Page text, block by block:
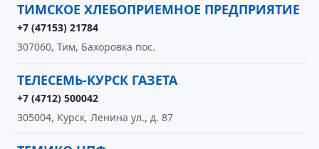
ТИМСКОЕ ХЛЕБОПРИЕМНОЕ ПРЕДПРИЯТИЕ
+7 (47153) 21784
307060, Тим, Бахоровка пос.
ТЕЛЕСЕМЬ-КУРСК ГАЗЕТА
+7 (4712) 500042
305004, Курск, Ленина ул., д. 87